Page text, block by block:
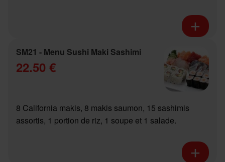
SM21 - Menu Sushi Maki Sashimi
22.50 €
8 California makis, 8 makis saumon, 15 sashimis
assortis, 1 portion de riz, 1 soupe et 1 salade.